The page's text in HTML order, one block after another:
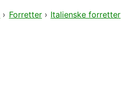
› Forretter› Italienske forretter